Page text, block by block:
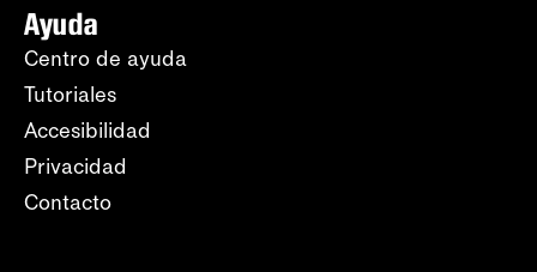
Ayuda
Centro de ayuda
Tutoriales
Accesibilidad
Privacidad
Contacto